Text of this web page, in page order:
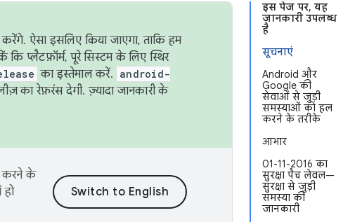
इस पेज पर, यह
जानकारी उपलब्ध
है
सूचनाएं
Android और
Google की
सेवाओं से जुड़ी
समस्याओं को हल
करने के तरीके
आभार
01-11-2016 का
सुरक्षा पैच लेवल—
सुरक्षा से जुड़ी
समस्या की
जानकारी
ऐसा इसलिए किया जाएगा, ताकि हम
प्लैटफ़ॉर्म, पूरे सिस्टम के लिए स्थिर
का इस्तेमाल करें. android-
का रेफ़रंस देगी. ज़्यादा जानकारी के
करने के